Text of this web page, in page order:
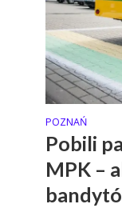
POZNAŃ
Pobili
MPK –